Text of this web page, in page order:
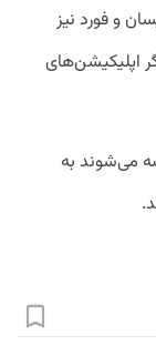
و فورد نیز
اپلیکیشن‌های
می‌شوند به